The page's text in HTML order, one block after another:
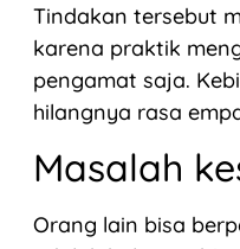
Tindakan tersebut
karena praktik
pengamat saja.
hilangnya rasa
Masalah
Orang lain bisa